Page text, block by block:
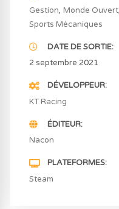
Gestion Monde Ouvert
Sports Mécaniques
DATE DE SORTIE
2 septembre 2021
DÉVELOPPEUR
KT Racing
ÉDITEUR
Nacon
PLATEFORMES
Steam